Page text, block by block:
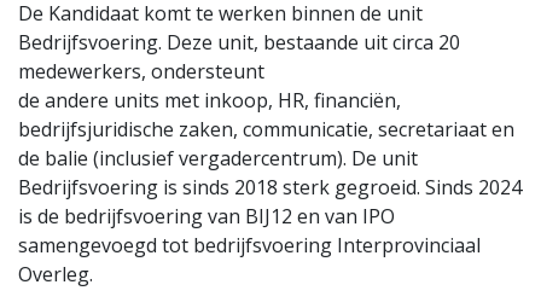
De Kandidaat komt te werken binnen de unit
Bedrijfsvoering. Deze unit, bestaande uit circa 20
medewerkers, ondersteunt
de andere units met inkoop, HR, financiën,
bedrijfsjuridische zaken, communicatie, secretariaat en
de balie (inclusief vergadercentrum). De unit
Bedrijfsvoering is sinds 2018 sterk gegroeid. Sinds 2024
is de bedrijfsvoering van BIJ12 en van IPO
samengevoegd tot bedrijfsvoering Interprovinciaal
Overleg.